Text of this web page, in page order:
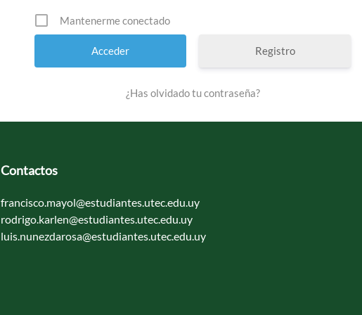
Mantenerme conectado
Registro
¿Has olvidado tu contraseña?
Contactos
francisco.mayol@estudiantes.utec.edu.uy
rodrigo.karlen@estudiantes.utec.edu.uy
luis.nunezdarosa@estudiantes.utec.edu.uy